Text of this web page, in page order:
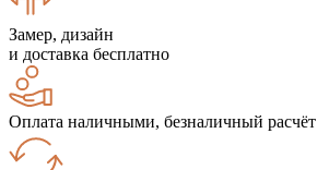
Замер, дизайн
и доставка бесплатно
Оплата наличными, безналичный расчёт